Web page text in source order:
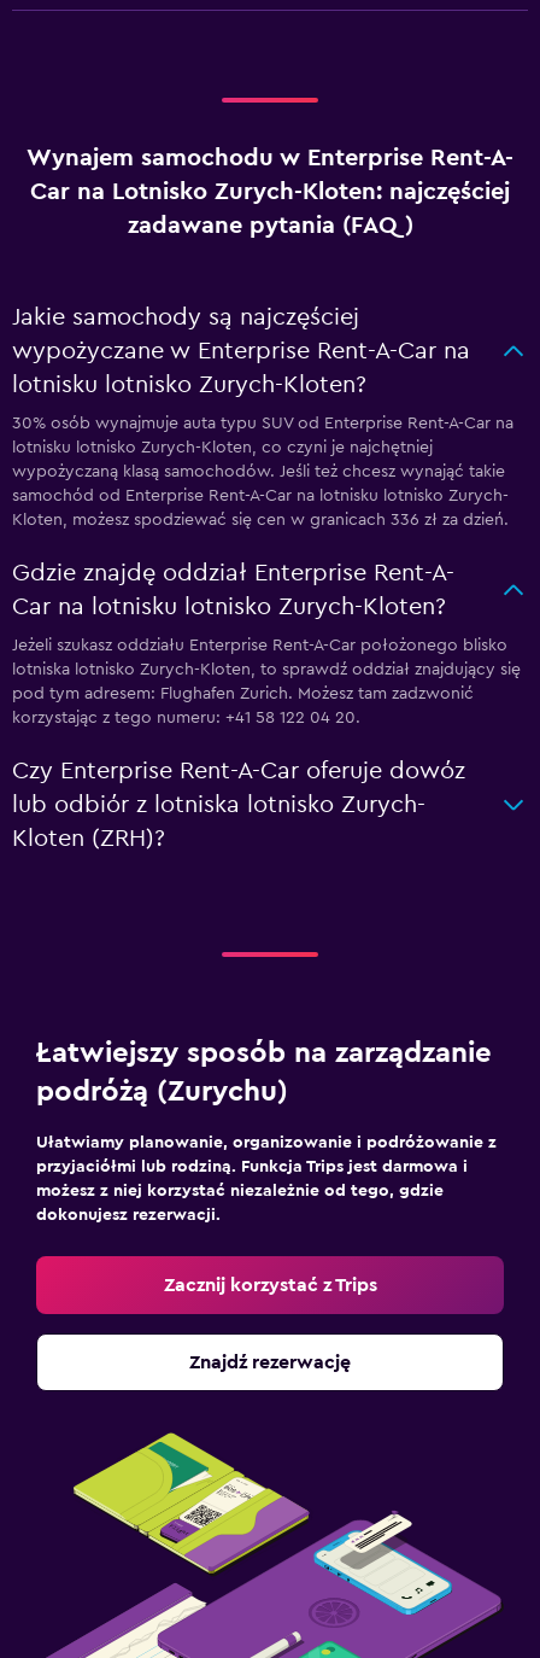
Wynajem samochodu w Enterprise Rent-A-
Car na Lotnisko Zurych-Kloten: najczęściej
zadawane pytania (FAQ)
Jakie samochody są najczęściej
wypożyczane w Enterprise Rent-A-Car na
lotnisku lotnisko Zurych-Kloten?
30% osób wynajmuje auta typu SUV od Enterprise Rent-A-Car na
lotnisku lotnisko Zurych-Kloten, co czyni je najchętniej
wypożyczaną klasą samochodów. Jeśli też chcesz wynająć takie
samochód od Enterprise Rent-A-Car na lotnisku lotnisko Zurych-
Kloten, możesz spodziewać się cen w granicach 336 zł za dzień.
Gdzie znajdę oddział Enterprise Rent-A-
Car na lotnisku lotnisko Zurych-Kloten?
Jeżeli szukasz oddziału Enterprise Rent-A-Car położonego blisko
lotniska lotnisko Zurych-Kloten, to sprawdź oddział znajdujący się
pod tym adresem: Flughafen Zurich. Możesz tam zadzwonić
korzystając z tego numeru: +41 58 122 04 20.
Czy Enterprise Rent-A-Car oferuje dowóz
lub odbiór z lotniska lotnisko Zurych-
Kloten (ZRH)?
Łatwiejszy sposób na zarządzanie
podróżą (Zurychu)
Ułatwiamy planowanie, organizowanie i podróżowanie z
przyjaciółmi lub rodziną. Funkcja Trips jest darmowa i
możesz z niej korzystać niezależnie od tego, gdzie
dokonujesz rezerwacji.
Zacznij korzystać z Trips
Znajdź rezerwację